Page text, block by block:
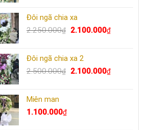
2.500.000₫.
2.300.000₫.
Đôi ngã chia xa
2.250.000₫
Giá
2.250.000₫.
2.100.000₫Giá
2.100.000₫.
Đôi ngã chia xa 2
2.500.000₫
Giá
2.100.000₫Giá
Miên man
1.100.000₫